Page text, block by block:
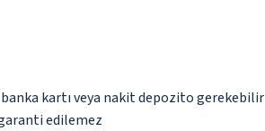
kartı veya nakit depozito gerekebilir
edilemez